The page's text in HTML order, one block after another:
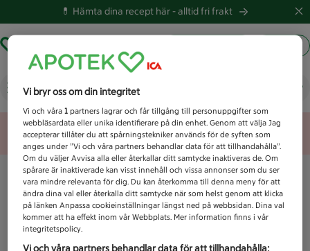
💊 Hämta dina recept här -alltid fri frakt
Vad letar du efter idag?
Unknown error
Vi bryr oss om din integritet
Vi och våra1 partners lagrar och får tillgång till personuppgifter som
webbläsardata eller unika identifierare på din enhet. Genom att välja Jag
accepterar tillåter du att spårningstekniker används för de syften som
anges under ”Vi och våra partners behandlar data för att tillhandahålla”.
Om du väljer Avvisa alla eller återkallar ditt samtycke inaktiveras de. Om
spårare är inaktiverade kan visst innehåll och vissa annonser som du ser
vara mindre relevanta för dig. Du kan återkomma till denna meny för att
ändra dina val eller återkalla ditt samtycke när som helst genom att klicka
på länken Anpassa cookieinställningar längst ned på webbsidan. Dina val
kommer att ha effekt inom vår Webbplats. Mer information finns i vår
integritetspolicy.
Vi och våra partners behandlar data för att tillhandahålla: